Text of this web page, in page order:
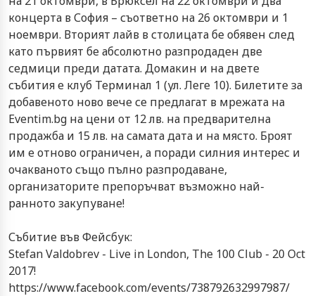
концерта в София – съответно на 26 октомври и 1
ноември. Вторият лайв в столицата бе обявен след
като първият бе абсолютно разпродаден две
седмици преди датата. Домакин и на двете
събития е клуб Терминал 1 (ул. Леге 10). Билетите за
добавеното ново вече се предлагат в мрежата на
Eventim.bg на цени от 12 лв. на предварителна
продажба и 15 лв. на самата дата и на място. Броят
им е отново ограничен, а поради силния интерес и
очакваното също пълно разпродаване,
организаторите препоръчват възможно най-
ранното закупуване!
Събитие във Фейсбук:
Stefan Valdobrev - Live in London, The 100 Club - 20 Oct
2017!
https://www.facebook.com/events/738792632997987/